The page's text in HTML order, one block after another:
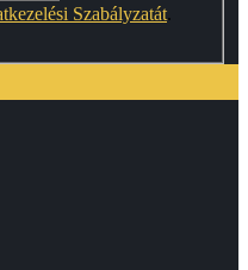
Szabályzatát.